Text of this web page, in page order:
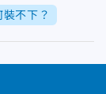
不下？